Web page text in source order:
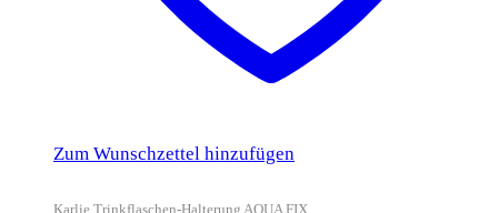
Zum Wunschzettel hinzufügen
Karlie Trinkflaschen-Halterung AQUA FIX